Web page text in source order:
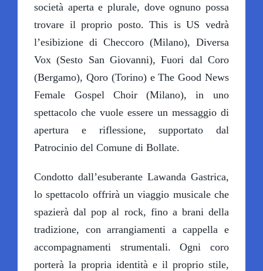
società aperta e plurale, dove ognuno possa
trovare il proprio posto. This is US vedrà
l’esibizione di Checcoro (Milano), Diversa
Vox (Sesto San Giovanni), Fuori dal Coro
(Bergamo), Qoro (Torino) e The Good News
Female Gospel Choir (Milano), in uno
spettacolo che vuole essere un messaggio di
apertura e riflessione, supportato dal
Patrocinio del Comune di Bollate.
Condotto dall’esuberante Lawanda Gastrica,
lo spettacolo offrirà un viaggio musicale che
spazierà dal pop al rock, fino a brani della
tradizione, con arrangiamenti a cappella e
accompagnamenti strumentali. Ogni coro
porterà la propria identità e il proprio stile,